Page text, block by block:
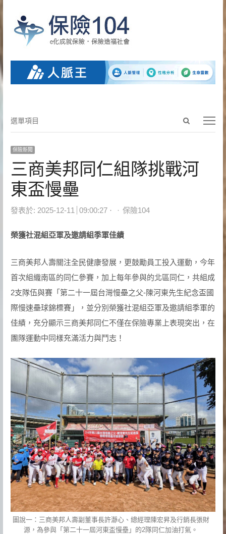
Open
search
選
項
目
選單項目
保險新聞
三商美邦同仁組隊挑戰河
東盃慢壘
發表於: 2025-12-11 09:00:27 Author
保險104
榮獲社混組亞軍及邀請組季軍佳績
三商美邦人壽關注全民健康發展，更鼓勵員工投入運動，今年
首次組織南區的同仁參賽，加上每年參與的北區同仁，共組成
2支隊伍與賽「第二十一屆台灣慢壘之父-陳河東先生紀念盃國
際慢速壘球錦標賽」，並分別榮獲社混組亞軍及邀請組季軍的
佳績，充分顯示三商美邦同仁不僅在保險專業上表現突出，在
團隊運動中同樣充滿活力與鬥志！
圖說一：三商美邦人壽副董事長許瀞心、總經理陳宏昇及行銷長張財
源，為參與「第二十一屆河東盃慢壘」的2隊同仁加油打氣。